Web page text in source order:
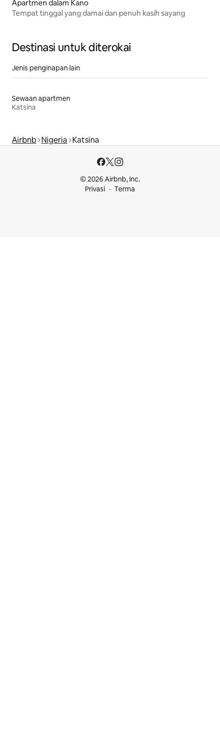
Apartmen dalam Kano
Tempat tinggal yang damai dan penuh kasih sayang
Destinasi untuk diterokai
Jenis penginapan lain
Sewaan apartmen
Katsina
Airbnb Nigeria Katsina
© 2026 Airbnb, Inc.
Privasi
Terma